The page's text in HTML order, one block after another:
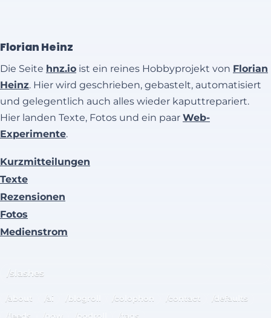
Florian Heinz
Die Seite hnz.io ist ein reines Hobbyprojekt von Florian
Heinz. Hier wird geschrieben, gebastelt, automatisiert
und gelegentlich auch alles wieder kaputtrepariert.
Hier landen Texte, Fotos und ein paar Web-
Experimente.
Kurzmitteilungen
Texte
Rezensionen
Fotos
Medienstrom
/slashes
/about /ai /blogroll /colophon /contact
/defaults
/feeds
/now /podroll /tags